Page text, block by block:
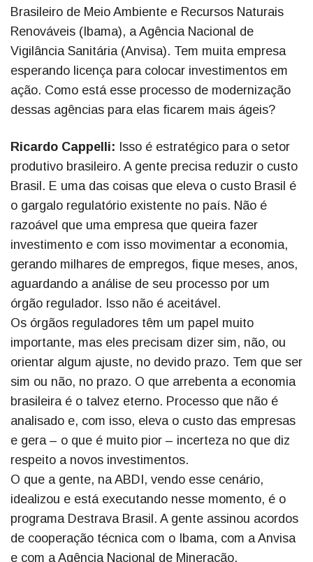
Brasileiro de Meio Ambiente e Recursos Naturais
Renováveis (Ibama), a Agência Nacional de
Vigilância Sanitária (Anvisa). Tem muita empresa
esperando licença para colocar investimentos em
ação. Como está esse processo de modernização
dessas agências para elas ficarem mais ágeis?
Ricardo Cappelli: Isso é estratégico para o setor
produtivo brasileiro. A gente precisa reduzir o custo
Brasil. E uma das coisas que eleva o custo Brasil é
o gargalo regulatório existente no país. Não é
razoável que uma empresa que queira fazer
investimento e com isso movimentar a economia,
gerando milhares de empregos, fique meses, anos,
aguardando a análise de seu processo por um
órgão regulador. Isso não é aceitável.
Os órgãos reguladores têm um papel muito
importante, mas eles precisam dizer sim, não, ou
orientar algum ajuste, no devido prazo. Tem que ser
sim ou não, no prazo. O que arrebenta a economia
brasileira é o talvez eterno. Processo que não é
analisado e, com isso, eleva o custo das empresas
e gera – o que é muito pior – incerteza no que diz
respeito a novos investimentos.
O que a gente, na ABDI, vendo esse cenário,
idealizou e está executando nesse momento, é o
programa Destrava Brasil. A gente assinou acordos
de cooperação técnica com o Ibama, com a Anvisa
e com a Agência Nacional de Mineração.